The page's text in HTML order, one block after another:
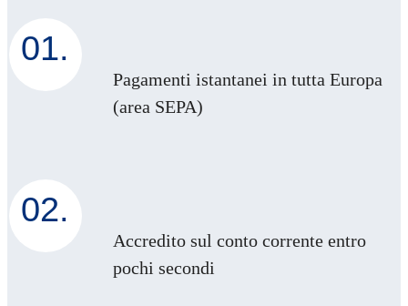
01.
Pagamenti istantanei in tutta Europa
(area SEPA)
02.
Accredito sul conto corrente entro
pochi secondi